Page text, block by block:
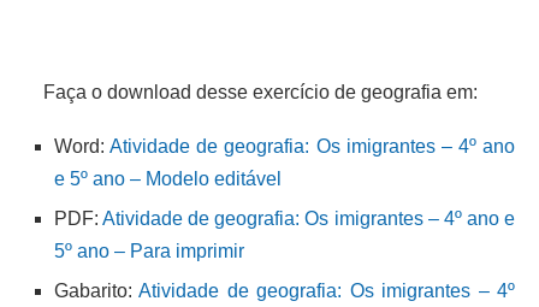
Faça o download desse exercício de geografia em:
Word:Atividade de geografia: Os imigrantes – 4º ano
e 5º ano – Modelo editável
PDF:Atividade de geografia: Os imigrantes – 4º ano e
5º ano – Para imprimir
Gabarito:Atividade de geografia: Os imigrantes – 4º